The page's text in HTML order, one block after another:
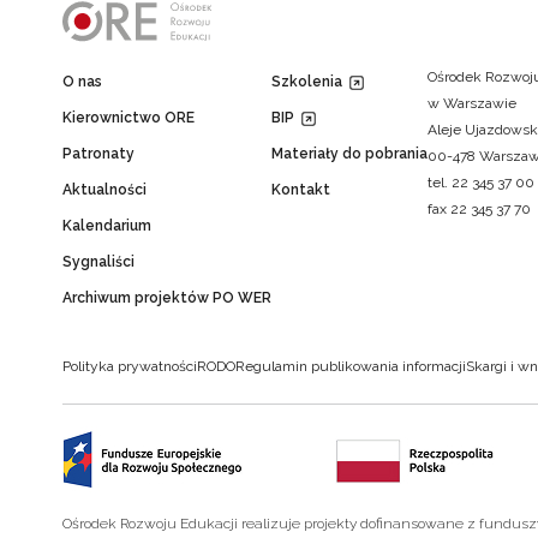
O nas
Kierownictwo ORE
Patronaty
Aktualności
Kalendarium
Sygnaliści
Archiwum projektów PO WER
Szkolenia
BIP
Materiały do pobrania
Kontakt
Ośrodek
w Warszawie
Aleje
00-478
tel. 22 345 37 00
fax 22 345 37 70
Polityka prywatnościRODORegulamin publikowania informacjiSkargi i
Ośrodek Rozwoju Edukacji realizuje projekty dofinansowane z